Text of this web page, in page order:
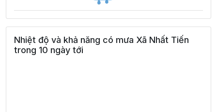
Nhiệt độ và khả năng có mưa Xã Nhất Tiến
trong 10 ngày tới